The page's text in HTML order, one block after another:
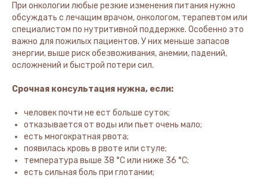
При онкологии любые резкие изменения питания нужно
обсуждать с лечащим врачом, онкологом, терапевтом или
специалистом по нутритивной поддержке. Особенно это
важно для пожилых пациентов. У них меньше запасов
энергии, выше риск обезвоживания, анемии, падений,
осложнений и быстрой потери сил.
Срочная консультация нужна, если:
человек почти не ест больше суток;
отказывается от воды или пьет очень мало;
есть многократная рвота;
появилась кровь в рвоте или стуле;
температура выше 38 °C или ниже 36 °C;
есть сильная боль при глотании;